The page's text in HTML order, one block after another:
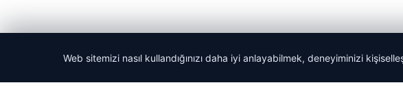
Web sitemizi nasıl kullandığınızı daha iyi anlayabilmek, deneyiminizi